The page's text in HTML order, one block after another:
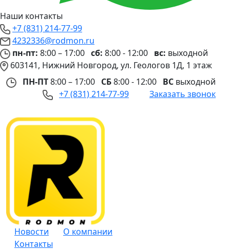
Наши контакты
+7 (831) 214-77-99
4232336@rodmon.ru
пн-пт: 8:00 – 17:00 сб: 8:00 - 12:00 вс: выходной
603141, Нижний Новгород, ул. Геологов 1Д, 1 этаж
ПН-ПТ8:00 – 17:00 СБ8:00 - 12:00 ВС выходной
+7 (831) 214-77-99
Заказать звонок
Новости
О компании
Контакты